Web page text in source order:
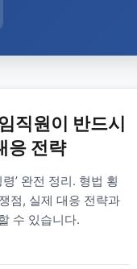
직원이 반드시
응 전략
’ 완전 정리. 형법 횡
점, 실제 대응 전략과
수 있습니다.